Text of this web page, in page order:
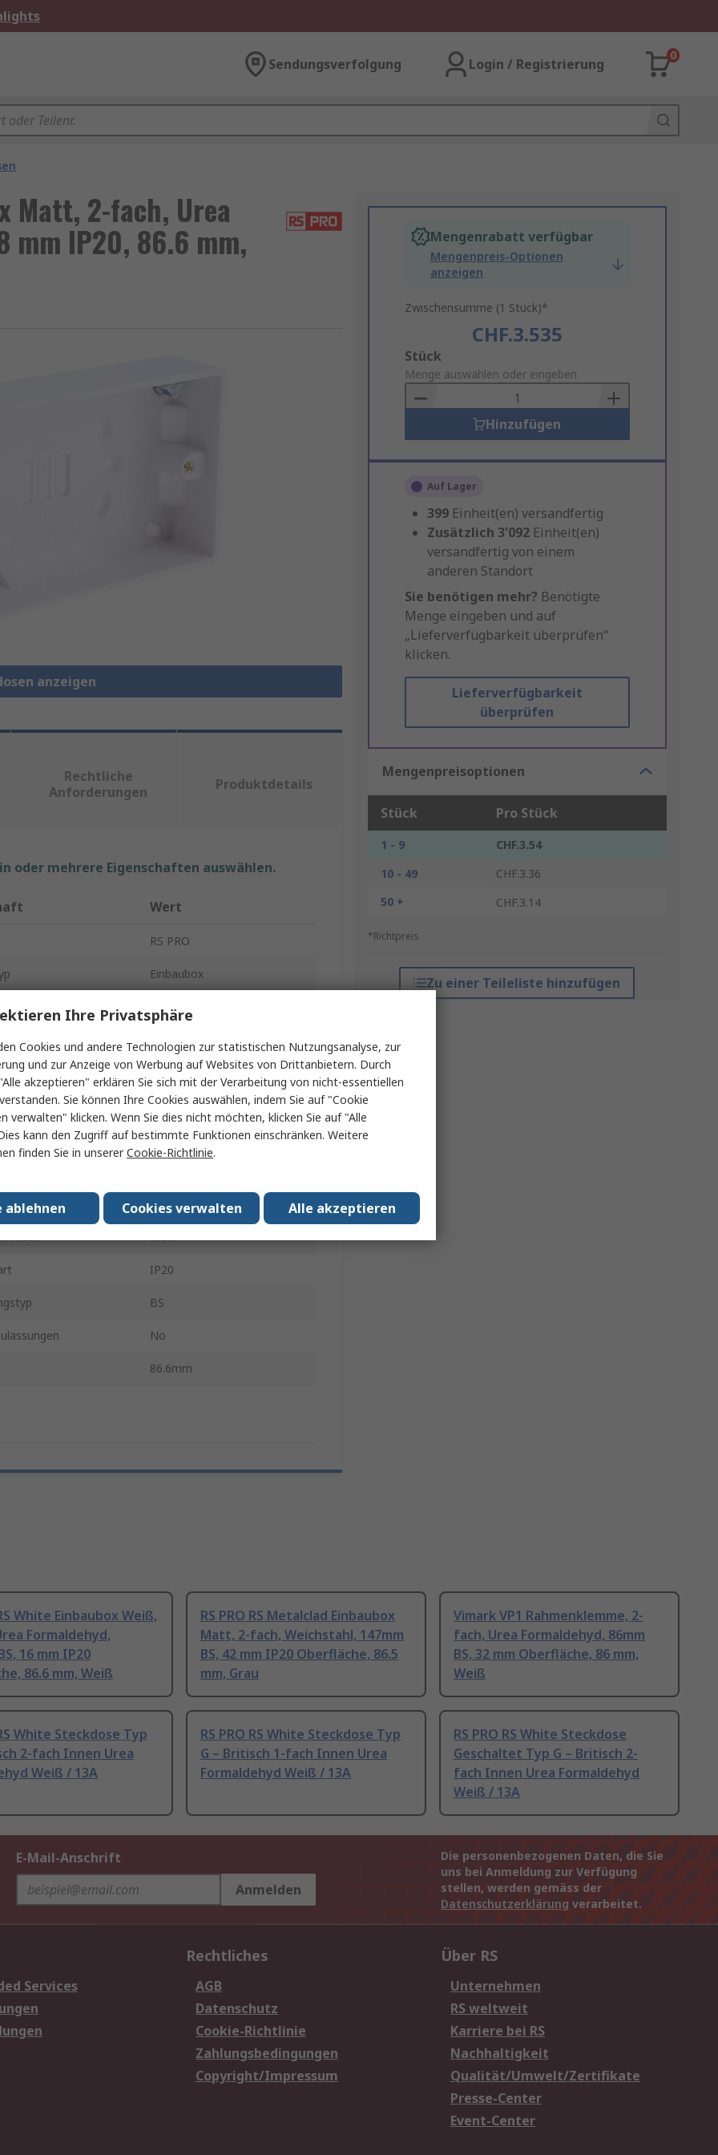
Sendungsverfolgung Login / Registrierung
0
Matt, 2-fach, Urea
mm IP20, 86.6 mm,
anzeigen
Mengenrabatt verfügbar
Mengenpreis-Optionen
anzeigen
Zwischensumme (1 Stück)*
CHF.3.535
Add
to
Basket
Stück
Menge auswählen oder eingeben
Hinzufügen
Auf Lager
399 Einheit(en) versandfertig
Zusätzlich 3'092 Einheit(en)
versandfertig von einem
anderen Standort
Sie benötigen mehr? Benötigte
Menge eingeben und auf
„Lieferverfügbarkeit überprüfen“
klicken.
Lieferverfügbarkeit
überprüfen
Mengenpreisoptionen
Stück Pro Stück
1 - 9
CHF.3.54
10 - 49
CHF.3.36
50 +
CHF.3.14
*Richtpreis
Zu einer Teileliste hinzufügen
Rechtliche
Anforderungen
Produktdetails
oder mehrere Eigenschaften auswählen.
Wert
RS PRO
Einbaubox
28mm
Urea Formaldehyd
RS White
Ja
Weiß
Finish Matt
IP20
BS
No
86.6mm
White Einbaubox Weiß,
Formaldehyd,
16 mm IP20
86.6 mm, Weiß
RS PRO RS Metalclad Einbaubox
Matt, 2-fach, Weichstahl, 147mm
BS, 42 mm IP20 Oberfläche, 86.5
mm, Grau
Vimark VP1 Rahmenklemme, 2-
fach, Urea Formaldehyd, 86mm
BS, 32 mm Oberfläche, 86 mm,
Weiß
White Steckdose Typ
2-fach Innen Urea
Weiß / 13A
RS PRO RS White Steckdose Typ
G – Britisch 1-fach Innen Urea
Formaldehyd Weiß / 13A
RS PRO RS White Steckdose
Geschaltet Typ G – Britisch 2-
fach Innen Urea Formaldehyd
Weiß / 13A
E-Mail-Anschrift
Anmelden
Die personenbezogenen Daten, die Sie
uns bei Anmeldung zur Verfügung
stellen, werden gemäss der
Datenschutzerklärung verarbeitet.
Services
Rechtliches
AGB
Datenschutz
Cookie-Richtlinie
Zahlungsbedingungen
Copyright/Impressum
Über RS
Unternehmen
RS weltweit
Karriere bei RS
Nachhaltigkeit
Qualität/Umwelt/Zertifikate
Presse-Center
Event-Center
Ihre Privatsphäre
Cookies und andere Technologien zur statistischen Nutzungsanalyse, zur
und zur Anzeige von Werbung auf Websites von Drittanbietern. Durch
akzeptieren" erklären Sie sich mit der Verarbeitung von nicht-essentiellen
Sie können Ihre Cookies auswählen, indem Sie auf "Cookie
verwalten" klicken. Wenn Sie dies nicht möchten, klicken Sie auf "Alle
kann den Zugriff auf bestimmte Funktionen einschränken. Weitere
finden Sie in unsererCookie-Richtlinie.
Alle akzeptieren
Cookies verwalten
ablehnen